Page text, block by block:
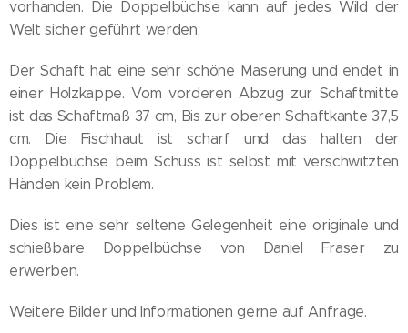
vorhanden. Die Doppelbüchse kann auf jedes Wild der
Welt sicher geführt werden.
Der Schaft hat eine sehr schöne Maserung und endet in
einer Holzkappe. Vom vorderen Abzug zur Schaftmitte
ist das Schaftmaß 37 cm, Bis zur oberen Schaftkante 37,5
cm. Die Fischhaut ist scharf und das halten der
Doppelbüchse beim Schuss ist selbst mit verschwitzten
Händen kein Problem.
Dies ist eine sehr seltene Gelegenheit eine originale und
schießbare Doppelbüchse von Daniel Fraser zu
erwerben.
Weitere Bilder und Informationen gerne auf Anfrage.